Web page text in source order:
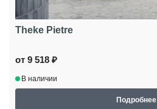
Theke Pietre
от 9 518 ₽
В наличии
Подробнее